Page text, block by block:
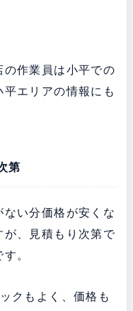
作業員は小平での
エリアの情報にも
第
い分価格が安くな
が、見積もり次第で
。
クもよく、価格も